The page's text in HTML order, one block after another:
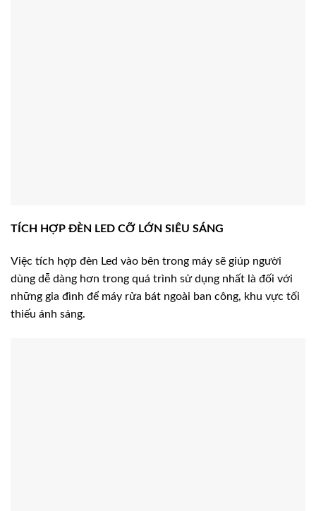
TÍCH HỢP ĐÈN LED CỠ LỚN SIÊU SÁNG
Việc tích hợp đèn Led vào bên trong máy sẽ giúp người
dùng dễ dàng hơn trong quá trình sử dụng nhất là đối với
những gia đình để máy rửa bát ngoài ban công, khu vực tối
thiếu ánh sáng.